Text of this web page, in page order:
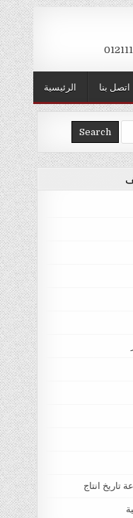
الرئيسية اتصل بنا
تاريخ انتاج